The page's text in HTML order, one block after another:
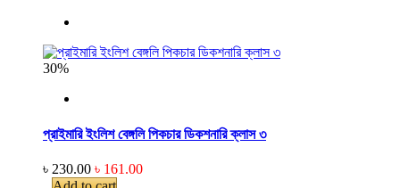
30%
প্রাইমারি ইংলিশ বেঙ্গলি পিকচার ডিকশনারি ক্লাস ৩
৳ 230.00 ৳ 161.00